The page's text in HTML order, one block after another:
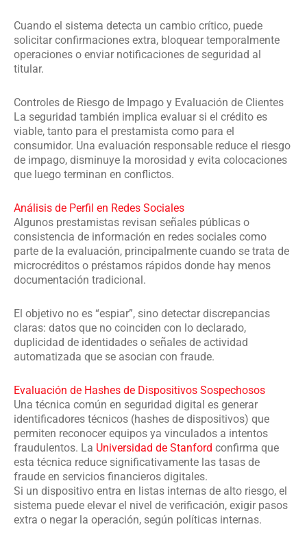
Cuando el sistema detecta un cambio crítico, puede
solicitar confirmaciones extra, bloquear temporalmente
operaciones o enviar notificaciones de seguridad al
titular.
Controles de Riesgo de Impago y Evaluación de Clientes
La seguridad también implica evaluar si el crédito es
viable, tanto para el prestamista como para el
consumidor. Una evaluación responsable reduce el riesgo
de impago, disminuye la morosidad y evita colocaciones
que luego terminan en conflictos.
Análisis de Perfil en Redes Sociales
Algunos prestamistas revisan señales públicas o
consistencia de información en redes sociales como
parte de la evaluación, principalmente cuando se trata de
microcréditos o préstamos rápidos donde hay menos
documentación tradicional.
El objetivo no es “espiar”, sino detectar discrepancias
claras: datos que no coinciden con lo declarado,
duplicidad de identidades o señales de actividad
automatizada que se asocian con fraude.
Evaluación de Hashes de Dispositivos Sospechosos
Una técnica común en seguridad digital es generar
identificadores técnicos (hashes de dispositivos) que
permiten reconocer equipos ya vinculados a intentos
fraudulentos. La Universidad de Stanford confirma que
esta técnica reduce significativamente las tasas de
fraude en servicios financieros digitales.
Si un dispositivo entra en listas internas de alto riesgo, el
sistema puede elevar el nivel de verificación, exigir pasos
extra o negar la operación, según políticas internas.